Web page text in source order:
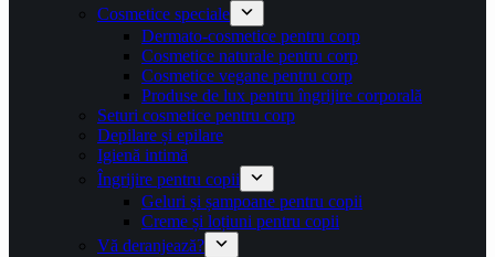
Cosmetice speciale
Dermato-cosmetice pentru corp
Cosmetice naturale pentru corp
Cosmetice vegane pentru corp
Produse de lux pentru îngrijire corporală
Seturi cosmetice pentru corp
Depilare și epilare
Igienă intimă
Îngrijire pentru copii
Geluri și șampoane pentru copii
Creme și loțiuni pentru copii
Vă deranjează?